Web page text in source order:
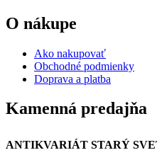
O nákupe
Ako nakupovať
Obchodné podmienky
Doprava a platba
Kamenná predajňa
ANTIKVARIÁT STARÝ